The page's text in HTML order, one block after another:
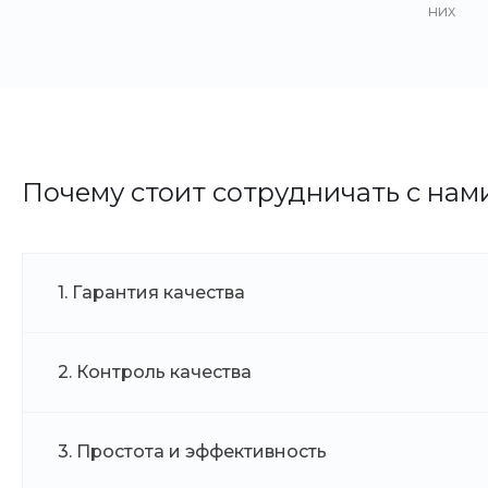
них
Почему стоит сотрудничать с
1. Гарантия качества
2. Контроль качества
3. Простота и эффективность